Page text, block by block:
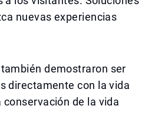
nuevas experiencias
demostraron ser
directamente con la vida
de la vida